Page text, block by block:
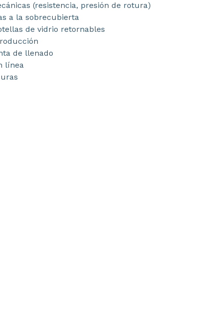
(resistencia, presión de rotura)
a la sobrecubierta
de vidrio retornables
de llenado
línea